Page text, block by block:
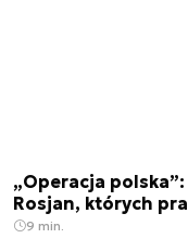
„Operacja
Rosjan, których
9 min.